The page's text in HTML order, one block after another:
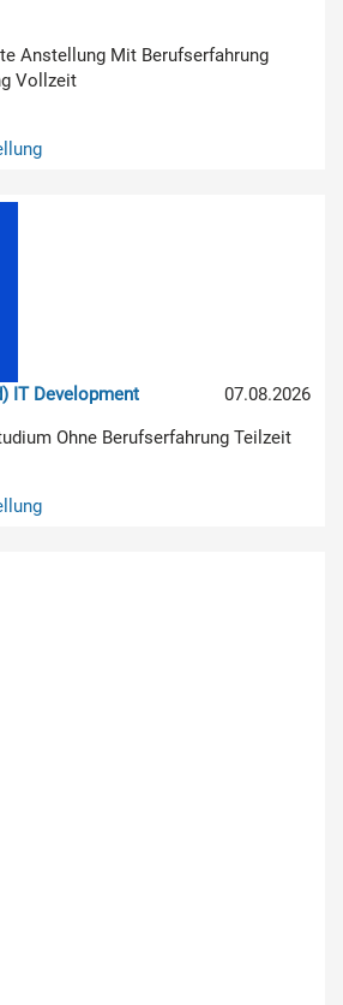
Anstellung Mit Berufserfahrung
Vollzeit
07.08.2026
IT Development
Ohne Berufserfahrung Teilzeit